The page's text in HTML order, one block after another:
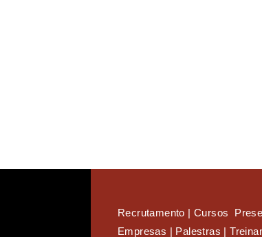
Recrutamento | Cursos
Empresas | Palestras |